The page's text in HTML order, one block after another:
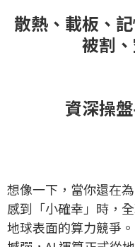
散熱、載板、
被割
資深操
想像一下，當你還在
感到「小確幸」時，
地球表面的算力競爭